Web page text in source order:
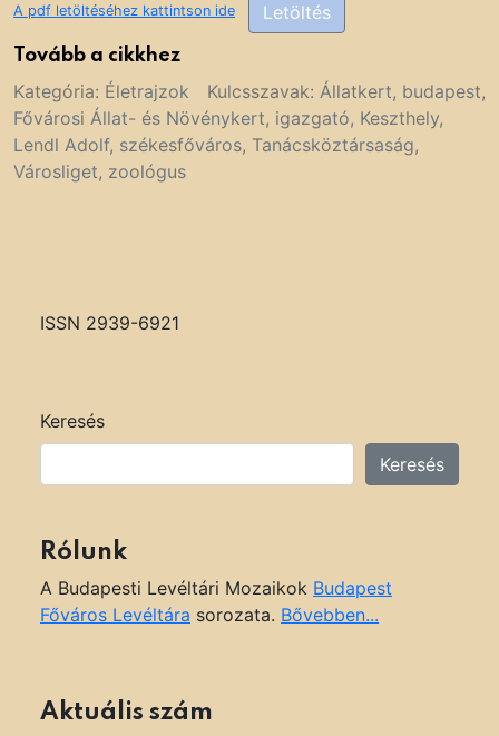
A pdf letöltéséhez kattintson ide Letöltés
Tovább a cikkhez
Kategória: Életrajzok Kulcsszavak: Állatkert, budapest,
Fővárosi Állat- és Növénykert, igazgató, Keszthely,
Lendl Adolf, székesfőváros, Tanácsköztársaság,
Városliget, zoológus
ISSN 2939-6921
Keresés
Keresés
Rólunk
A Budapesti Levéltári Mozaikok Budapest
Főváros Levéltára sorozata. Bővebben...
Aktuális szám